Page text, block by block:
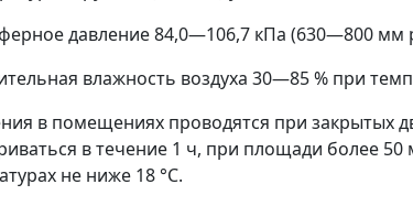
давление 84,0—106,7 кПа (630—800 мм
влажность воздуха 30—85 % при
в помещениях проводятся при закрытых
в течение 1 ч, при площади более 50
не ниже 18 °С.